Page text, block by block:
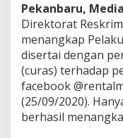
Pekanbaru,
Direktorat
menangkap
disertai dengan
(curas) terhadap
facebook
(25/09/2020).
berhasil